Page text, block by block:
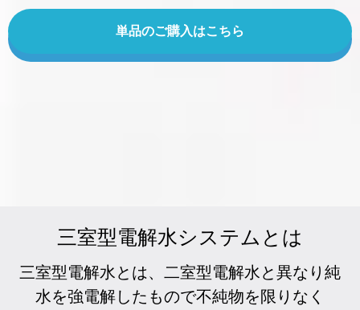
単品のご購入はこちら
三室型電解水システムとは
三室型電解水とは、二室型電解水と異なり純
水を強電解したもので不純物を限りなく